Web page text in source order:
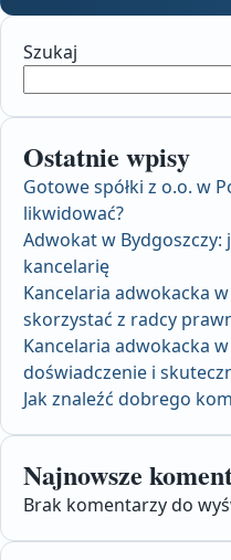
Szukaj
Ostatnie wpisy
Gotowe spółki z o.o. w
likwidować?
Adwokat w Bydgoszczy:
kancelarię
Kancelaria adwokacka
skorzystać z radcy
Kancelaria adwokacka
doświadczenie i
Jak znaleźć dobrego
Najnowsze
Brak komentarzy do